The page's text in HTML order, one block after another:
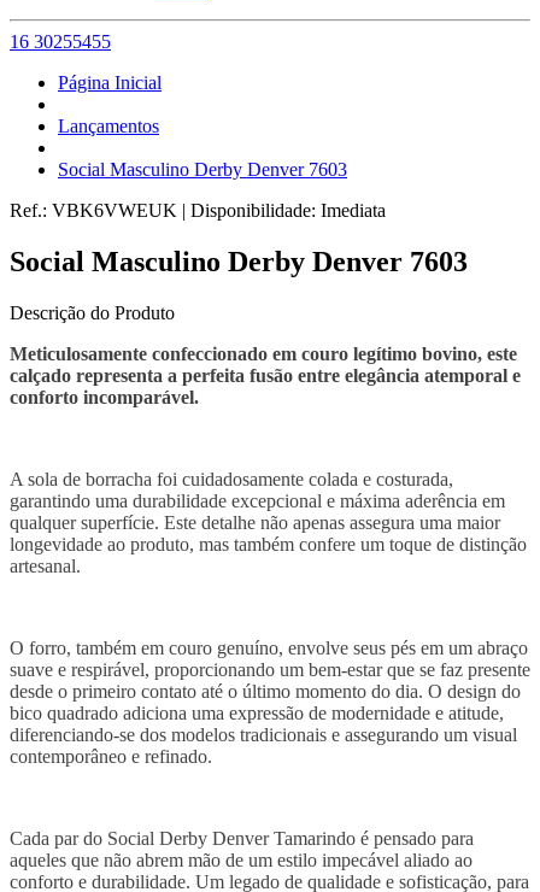
16 30255455
Página Inicial
Lançamentos
Social Masculino Derby Denver 7603
Ref.: VBK6VWEUK | Disponibilidade: Imediata
Social Masculino Derby Denver 7603
Descrição do Produto
Meticulosamente confeccionado em couro legítimo bovino, este
calçado representa a perfeita fusão entre elegância atemporal e
conforto incomparável.
A sola de borracha foi cuidadosamente colada e costurada,
garantindo uma durabilidade excepcional e máxima aderência em
qualquer superfície. Este detalhe não apenas assegura uma maior
longevidade ao produto, mas também confere um toque de distinção
artesanal.
O forro, também em couro genuíno, envolve seus pés em um abraço
suave e respirável, proporcionando um bem-estar que se faz presente
desde o primeiro contato até o último momento do dia. O design do
bico quadrado adiciona uma expressão de modernidade e atitude,
diferenciando-se dos modelos tradicionais e assegurando um visual
contemporâneo e refinado.
Cada par do Social Derby Denver Tamarindo é pensado para
aqueles que não abrem mão de um estilo impecável aliado ao
conforto e durabilidade. Um legado de qualidade e sofisticação, para